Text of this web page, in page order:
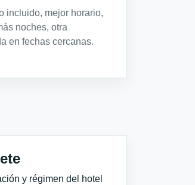
incluido, mejor horario,
noches, otra
en fechas cercanas.
y régimen del hotel